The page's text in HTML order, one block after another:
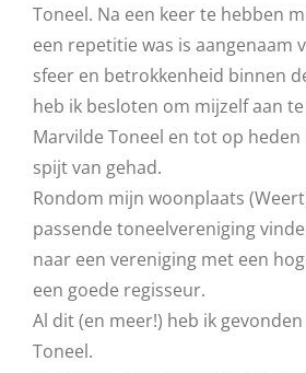
Toneel. Na een keer te hebben
een repetitie was is aangenaam
sfeer en betrokkenheid binnen
heb ik besloten om mijzelf aan
Marvilde Toneel en tot op heden
spijt van gehad.
Rondom mijn woonplaats
passende toneelvereniging
naar een vereniging met een
een goede regisseur.
Al dit (en meer!) heb ik
Toneel.